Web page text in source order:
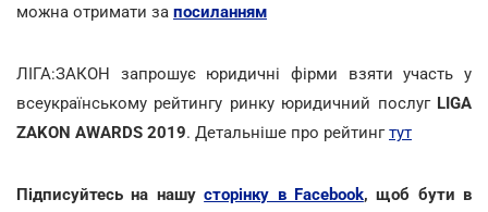
можна отримати за посиланням
ЛІГА:ЗАКОН запрошує юридичні фірми взяти участь у
всеукраїнському рейтингу ринку юридичний послуг LIGA
ZAKON AWARDS 2019. Детальніше про рейтингтут
Підписуйтесь на нашусторінку в Facebook, щоб бути в